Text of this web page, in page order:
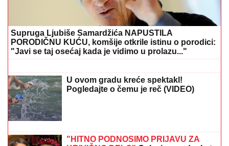
(22) uhapšen zbog napada u
Nemačkoj: "Meci su probili prozor
spavaće sobe"
(VIDEO) "ONI MOLE DA UĐU U ELITU
10"Dača Virijević raskrinkao rijaliti
učesnike, otkrio sve o Aneli i Kariću,
pevačicom"